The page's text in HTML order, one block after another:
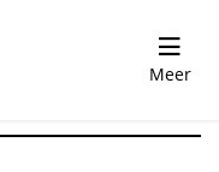
Meer